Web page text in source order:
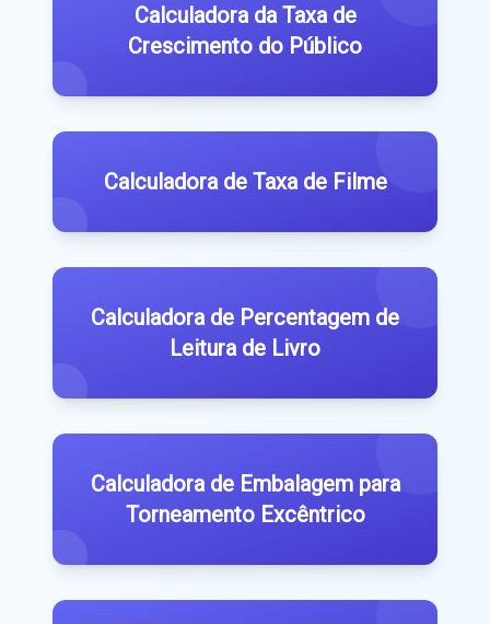
Calculadora da Taxa de
Crescimento do Público
Calculadora de Taxa de Filme
Calculadora de Percentagem de
Leitura de Livro
Calculadora de Embalagem para
Torneamento Excêntrico